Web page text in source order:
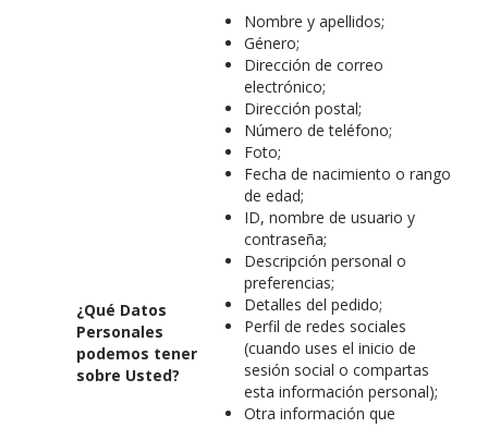
¿Qué Datos
Personales
podemos tener
sobre Usted?
Nombre y apellidos;
Género;
Dirección de correo
electrónico;
Dirección postal;
Número de teléfono;
Foto;
Fecha de nacimiento o rango
de edad;
ID, nombre de usuario y
contraseña;
Descripción personal o
preferencias;
Detalles del pedido;
Perfil de redes sociales
(cuando uses el inicio de
sesión social o compartas
esta información personal);
Otra información que